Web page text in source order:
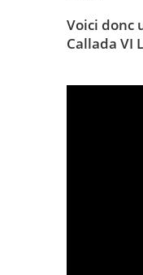
Voici donc
Callada VI